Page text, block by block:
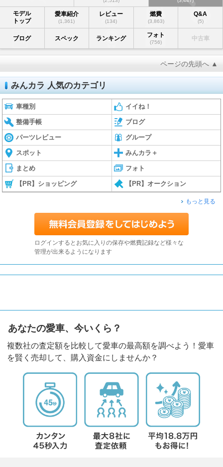
モデル
トップ
愛車紹介
(1,361)
レビュー
(134)
燃費
(3,863)
Q&A
(5)
ブログ スペック ランキング フォト
(756)
中古車
ページの先頭へ ▲
みんカラ 人気のカテゴリ
車種別 イイね！
整備手帳 ブログ
パーツレビュー グループ
スポット みんカラ＋
まとめ フォト
【PR】ショッピング 【PR】オークション
もっと見る
ログインするとお気に入りの保存や燃費記録など様々な
管理が出来るようになります
あなたの愛車、今いくら？
複数社の査定額を比較して愛車の最高額を調べよう！愛車
を賢く売却して、購入資金にしませんか？